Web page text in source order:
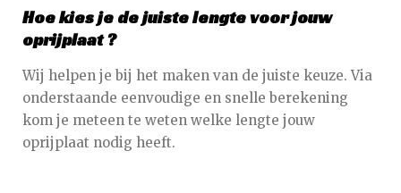
Hoe kies je de juiste lengte voor jouw
oprijplaat ?
Wij helpen je bij het maken van de juiste keuze. Via
onderstaande eenvoudige en snelle berekening
kom je meteen te weten welke lengte jouw
oprijplaat nodig heeft.